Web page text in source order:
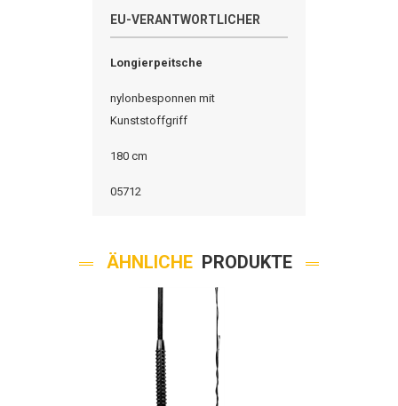
EU-VERANTWORTLICHER
Longierpeitsche
nylonbesponnen mit
Kunststoffgriff
180 cm
05712
ÄHNLICHEPRODUKTE